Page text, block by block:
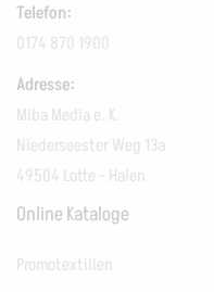
Telefon:
0174 870 1900
Adresse:
Miba Media e. K.
Niederseester Weg 13a
49504 Lotte - Halen
Online Kataloge
Promotextilien